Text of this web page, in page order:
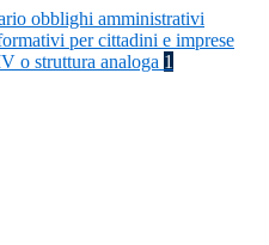
obblighi amministrativi
per cittadini e imprese
o struttura analoga 1